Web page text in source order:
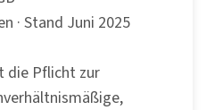
· Stand Juni 2025
die Pflicht zur